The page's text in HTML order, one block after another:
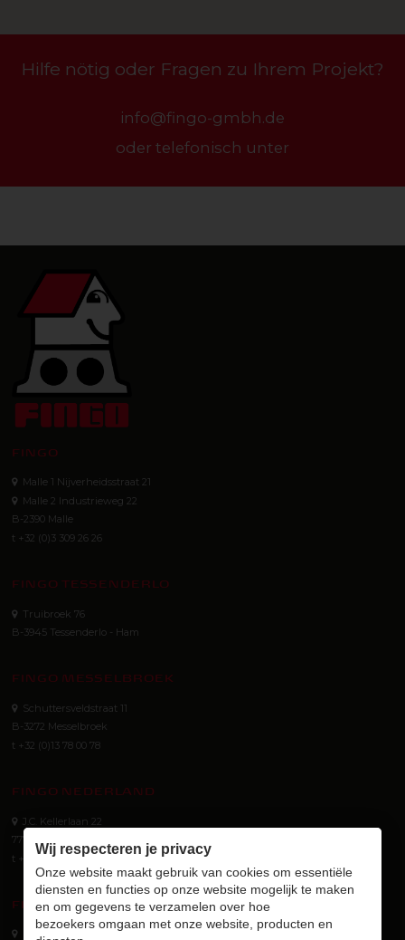
Hilfe nötig oder Fragen zu Ihrem Projekt?
info@fingo-gmbh.de
oder telefonisch unter
FINGO
Malle 1 Nijverheidsstraat 21
Malle 2 Industrieweg 22
B-2390 Malle
t +32 (0)3 309 26 26
FINGO TESSENDERLO
Truibroek 76
B-3945 Tessenderlo - Ham
FINGO MESSELBROEK
Schuttersveldstraat 11
B-3272 Messelbroek
t +32 (0)13 78 00 78
FINGO NEDERLAND
J.C. Kellerlaan 22
7772 SG Hardenberg (NL)
t +31 (0) 523 745 621
FINGO GMBH
Eurotec-Ring 40
Wij respecteren je privacy
Onze website maakt gebruik van cookies om essentiële
diensten en functies op onze website mogelijk te maken
en om gegevens te verzamelen over hoe
bezoekers omgaan met onze website, producten en